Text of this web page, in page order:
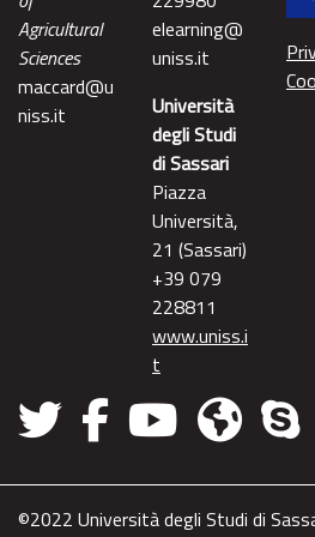
Agricultural
Sciences
maccard@u
niss.it
elearning@
uniss.it
Università
degli Studi
di Sassari
Piazza
Università,
21 (Sassari)
+39 079
228811
www.uniss.i
t
©2022 Università degli Studi di